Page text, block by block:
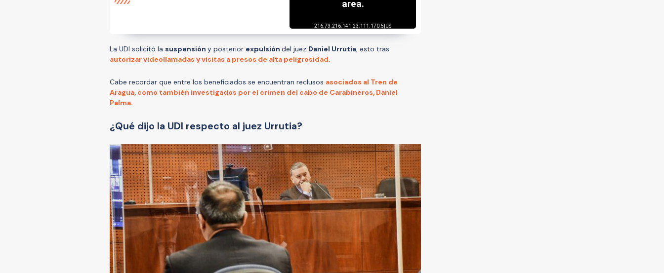
La UDI solicitó la suspensión y posterior expulsión del juez Daniel Urrutia, esto tras
autorizar videollamadas y visitas a presos de alta peligrosidad.
Cabe recordar que entre los beneficiados se encuentran reclusos asociados al Tren de
Aragua, como también investigados por el crimen del cabo de Carabineros, Daniel
Palma.
¿Qué dijo la UDI respecto al juez Urrutia?